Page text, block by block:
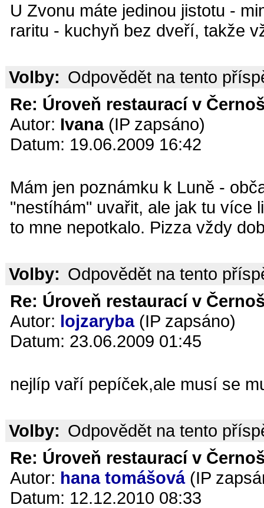
U Zvonu máte jedinou jistotu -
raritu - kuchyň bez dveří, takže
Volby: Odpovědět na tento
Re: Úroveň restaurací v
Autor: Ivana(IP zapsáno)
Datum: 19.06.2009 16:42
Mám jen poznámku k Luně -
"nestíhám" uvařit, ale jak tu více
to mne nepotkalo. Pizza vždy
Volby: Odpovědět na tento
Re: Úroveň restaurací v
Autor: lojzaryba(IP zapsáno)
Datum: 23.06.2009 01:45
nejlíp vaří pepíček,ale musí se
Volby: Odpovědět na tento
Re: Úroveň restaurací v
Autor: hana tomášová(IP
Datum: 12.12.2010 08:33